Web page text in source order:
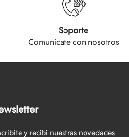
Soporte
Comunícate con nosotros
y recibi nuestras novedades